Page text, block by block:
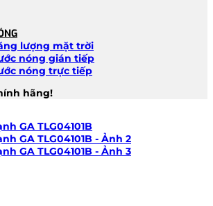
lượng mặt trời
nóng gián tiếp
nóng trực tiếp
hãng!